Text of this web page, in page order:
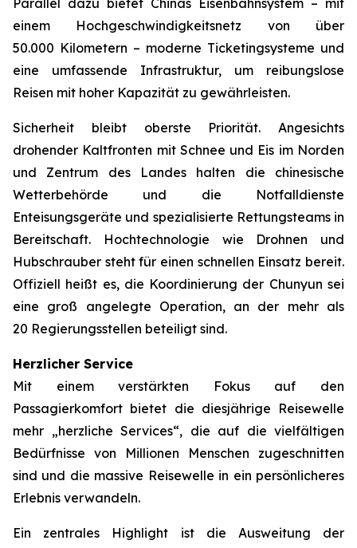
Parallel dazu bietet Chinas Eisenbahnsystem – mit
einem Hochgeschwindigkeitsnetz von über
50.000 Kilometern – moderne Ticketingsysteme und
eine umfassende Infrastruktur, um reibungslose
Reisen mit hoher Kapazität zu gewährleisten.
Sicherheit bleibt oberste Priorität. Angesichts
drohender Kaltfronten mit Schnee und Eis im Norden
und Zentrum des Landes halten die chinesische
Wetterbehörde und die Notfalldienste
Enteisungsgeräte und spezialisierte Rettungsteams in
Bereitschaft. Hochtechnologie wie Drohnen und
Hubschrauber steht für einen schnellen Einsatz bereit.
Offiziell heißt es, die Koordinierung der Chunyun sei
eine groß angelegte Operation, an der mehr als
20 Regierungsstellen beteiligt sind.
Herzlicher Service
Mit einem verstärkten Fokus auf den
Passagierkomfort bietet die diesjährige Reisewelle
mehr „herzliche Services“, die auf die vielfältigen
Bedürfnisse von Millionen Menschen zugeschnitten
sind und die massive Reisewelle in ein persönlicheres
Erlebnis verwandeln.
Ein zentrales Highlight ist die Ausweitung der